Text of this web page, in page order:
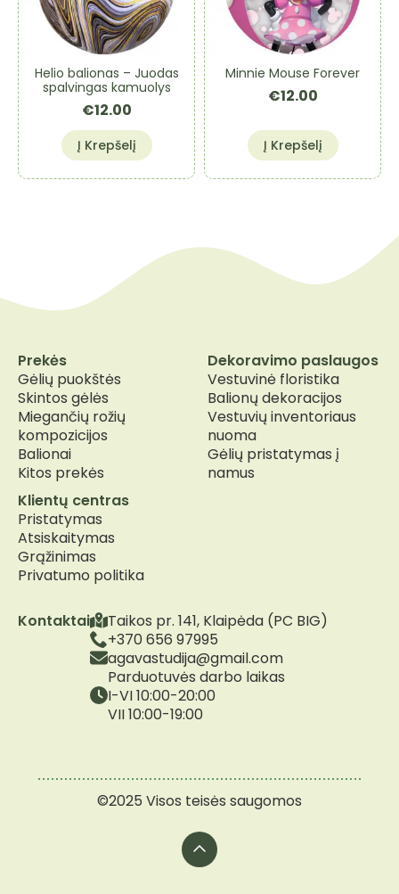
Helio balionas – Juodas
spalvingas kamuolys
€12.00
Į Krepšelį
Minnie Mouse Forever
€12.00
Į Krepšelį
Kontaktai
Taikos pr. 141, Klaipėda (PC BIG)
+370 656 97995
agavastudija@gmail.com
Parduotuvės darbo laikas
I-VI 10:00-20:00
VII 10:00-19:00
Prekės
Gėlių puokštės
Skintos gėlės
Miegančių rožių
kompozicijos
Balionai
Kitos prekės
Dekoravimo paslaugos
Vestuvinė floristika
Balionų dekoracijos
Vestuvių inventoriaus
nuoma
Gėlių pristatymas į
namus
Klientų centras
Pristatymas
Atsiskaitymas
Grąžinimas
Privatumo politika
©2025 Visos teisės saugomos